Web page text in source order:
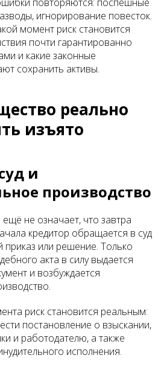
игнорирование повесток.
момент риск становится
почти гарантированно
и какие законные
сохранить активы.
реально
изъято
и
производство
не означает, что завтра
кредитор обращается в суд
приказ или решение. Только
акта в силу выдается
и возбуждается
риск становится реальным:
постановление о взыскании,
и работодателю, а также
исполнения.